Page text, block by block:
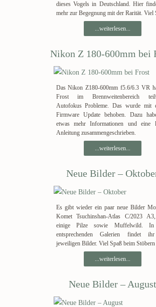
dieses Vogels in Deutschland. Hier
mehr zur Begegnung mit der Rarität. Viel
...weiterlesen...
Nikon Z 180-600mm bei
Das Nikon Z180-600mm f5.6/6.3 VR
Frost im Brennweitenbereich
Autofokus Probleme. Das wurde mit
Firmware Update behoben. Dazu
etwas mehr Informationen und eine
Anleitung zusammengeschrieben.
...weiterlesen...
Neue Bilder –
Es gibt wieder ein paar neue Bilder
Komet Tsuchinshan-Atlas C/2023
einige Pilze sowie Muffelwild.
entsprechenden Galerien findet
jeweiligen Bilder. Viel Spaß beim Stöbern
...weiterlesen...
Neue Bilder – August